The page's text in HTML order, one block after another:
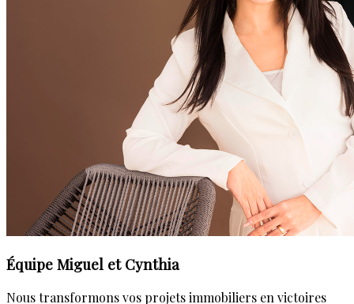
Équipe Miguel et Cynthia
Nous transformons vos projets immobiliers en victoires